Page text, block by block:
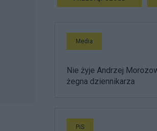
Media
Nie żyje Andrzej
żegna dziennikarza
PiS